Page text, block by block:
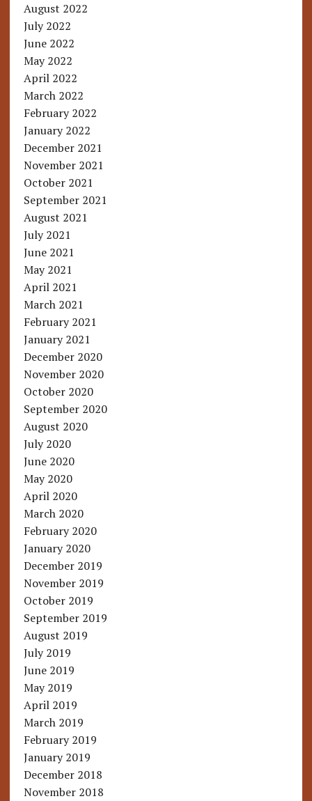
August 2022
July 2022
June 2022
May 2022
April 2022
March 2022
February 2022
January 2022
December 2021
November 2021
October 2021
September 2021
August 2021
July 2021
June 2021
May 2021
April 2021
March 2021
February 2021
January 2021
December 2020
November 2020
October 2020
September 2020
August 2020
July 2020
June 2020
May 2020
April 2020
March 2020
February 2020
January 2020
December 2019
November 2019
October 2019
September 2019
August 2019
July 2019
June 2019
May 2019
April 2019
March 2019
February 2019
January 2019
December 2018
November 2018